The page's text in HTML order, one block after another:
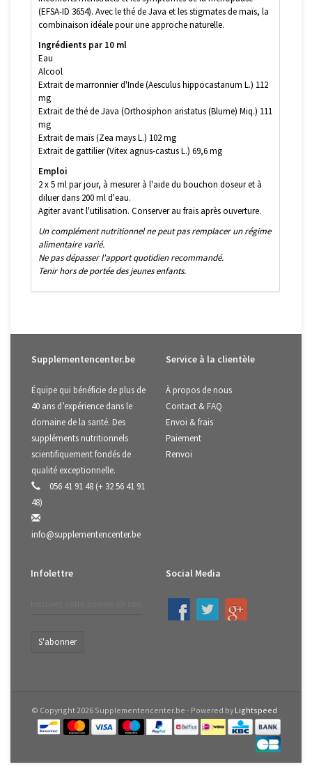
(EFSA-ID 3654). Avec le thé de Java et les stigmates de maïs, la
combinaison idéale pour une approche naturelle.
Ingrédients par 10 ml
Eau
Alcool
Extrait de marronnier d'Inde (Aesculus hippocastanum L.) 112
mg
Extrait de thé de Java (Orthosiphon aristatus (Blume) Miq.) 111
mg
Extrait de maïs (Zea mays L.) 102 mg
Extrait de gattilier (Vitex agnus-castus L.) 69,6 mg
Emploi
2 x 5 ml par jour, à mesurer à l'aide du bouchon doseur et à
diluer dans 200 ml d'eau.
Agiter avant l'utilisation. Conserver au frais après ouverture.
Un complément nutritionnel ne peut pas remplacer un régime
alimentaire varié.
Ne pas dépasser l'apport quotidien recommandé.
Tenir hors de portée des jeunes enfants.
Supplementencenter.be
Équipe qui bénéficie de plus de
40 ans d’expérience dans le
domaine de la santé. Des
suppléments nutritionnels
scientifiquement fondés de
qualité exceptionnelle.
056 41 91 48 (+ 32 56 41 91
48)
info@supplementencenter.be
Service à la clientèle
À propos de nous
Contact & FAQ
Envoi & frais
Paiement
Renvoi
Infolettre
S'abonner
Social Media
© Copyright 2026 Supplementencenter.be - Powered by Lightspeed